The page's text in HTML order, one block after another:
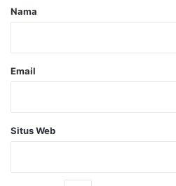
rNama
Email
Situs Web